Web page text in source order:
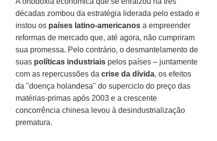
décadas zombou da estratégia liderada pelo estado e
instou os países latino-americanos a empreender
reformas de mercado que, até agora, não cumpriram
sua promessa. Pelo contrário, o desmantelamento de
suas políticas industriais pelos países – juntamente
com as repercussões dacrise da dívida, os efeitos
da "doença holandesa" do superciclo do preço das
matérias-primas após 2003 e a crescente
concorrência chinesa levou à desindustrialização
prematura.